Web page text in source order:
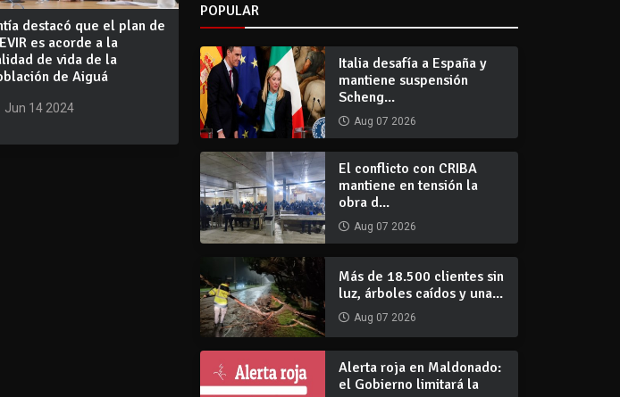
destacó que el plan de
es acorde a la
de vida de la
de Aiguá
Jun 14 2024
POPULAR
Italia desafía a España y
mantiene suspensión
Scheng...
Aug 07 2026
El conflicto con CRIBA
mantiene en tensión la
obra d...
Aug 07 2026
Más de 18.500 clientes sin
luz, árboles caídos y una...
Aug 07 2026
Alerta roja en Maldonado:
el Gobierno limitará la